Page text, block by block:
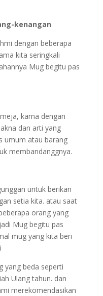
kenangan
dengan beberapa
kita seringkali
Mug begitu pas
karna dengan
dan arti yang
umum atau barang
membandanggnya.
untuk berikan
setia kita. atau saat
orang yang
Mug begitu pas
mug yang kita beri
yang beda seperti
Ulang tahun. dan
merekomendasikan